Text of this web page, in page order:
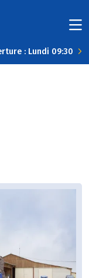
: Lundi 09:30